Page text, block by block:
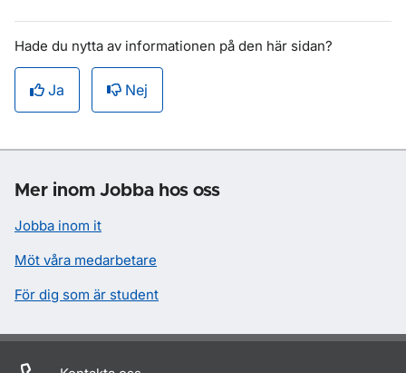
Hade du nytta av informationen på den här sidan?
Ja Nej
Mer inom Jobba hos oss
Jobba inom it
Möt våra medarbetare
För dig som är student